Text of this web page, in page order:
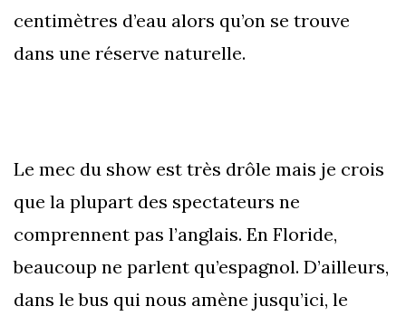
centimètres d’eau alors qu’on se trouve
dans une réserve naturelle.
Le mec du show est très drôle mais je crois
que la plupart des spectateurs ne
comprennent pas l’anglais. En Floride,
beaucoup ne parlent qu’espagnol. D’ailleurs,
dans le bus qui nous amène jusqu’ici, le